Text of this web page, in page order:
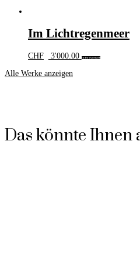
Im Lichtregenmeer
CHF 3'000.00 In den Warenkorb
Alle Werke anzeigen
Das könnte Ihnen